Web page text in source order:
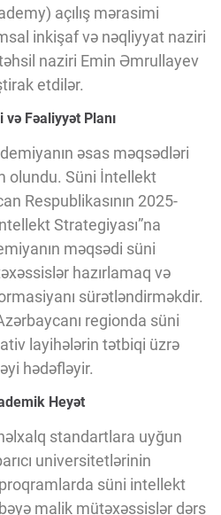
açılış mərasimi
inkişaf və nəqliyyat naziri
naziri Emin Əmrullayev
etdilər.
Fəaliyyət Planı
əsas məqsədləri
olundu. Süni İntellekt
Respublikasının 2025-
Strategiyası”na
məqsədi süni
hazırlamaq və
sürətləndirməkdir.
regionda süni
layihələrin tətbiqi üzrə
hədəfləyir.
Heyət
standartlara uyğun
universitetlərinin
süni intellekt
malik mütəxəssislər dərs